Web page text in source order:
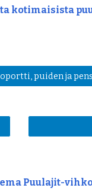
kotimaisista
puiden ja
Puulajit-